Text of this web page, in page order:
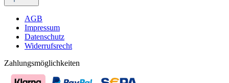
AGB
Impressum
Datenschutz
Widerrufsrecht
Zahlungsmöglichkeiten